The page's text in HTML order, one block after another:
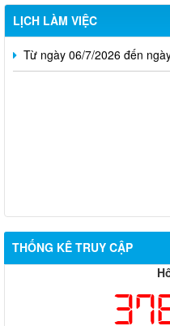
LỊCH LÀM VIỆC
Từ ngày 13/7/2026 đến
Từ ngày 06/7/2026 đến
THỐNG KÊ TRUY CẬP
Thông báo về việc tuyển
Thông báo tuyển chọn tổ
sách nhà nước đặt hàng thực